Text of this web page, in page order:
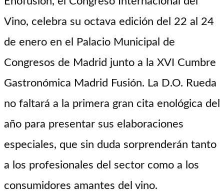
Vino, celebra su octava edición del 22 al 24
de enero en el Palacio Municipal de
Congresos de Madrid junto a la XVI Cumbre
Gastronómica Madrid Fusión. La D.O. Rueda
no faltará a la primera gran cita enológica del
año para presentar sus elaboraciones
especiales, que sin duda sorprenderán tanto
a los profesionales del sector como a los
consumidores amantes del vino.